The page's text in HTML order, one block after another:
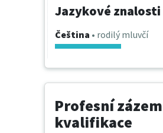
Jazykové znalosti
Čeština • rodilý mluvčí
Profesní
kvalifikace